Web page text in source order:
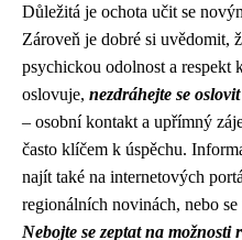
Důležitá je ochota učit se
Zároveň je dobré si uvědomit,
psychickou odolnost a respekt
oslovuje, nezdráhejte se
– osobní kontakt a upřímný
často klíčem k úspěchu.
najít také na internetových
regionálních novinách, nebo
Nebojte se zeptat na možnosti